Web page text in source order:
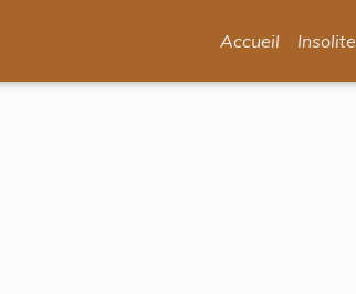
Accueil Insolite